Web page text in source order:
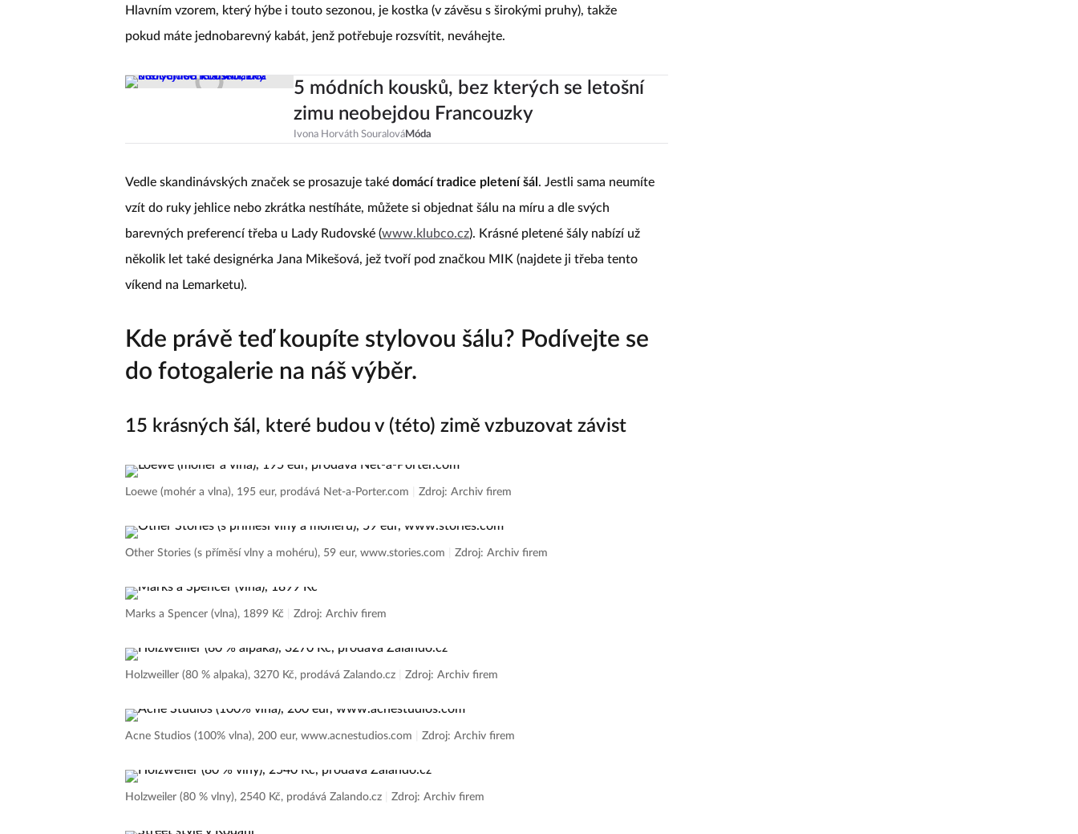
Hlavním vzorem, který hýbe i touto sezonou, je kostka (v závěsu s širokými pruhy), takže
pokud máte jednobarevný kabát, jenž potřebuje rozsvítit, neváhejte.
5 módních kousků, bez kterých se letošní
zimu neobejdou Francouzky
Ivona Horváth SouralováMóda
Vedle skandinávských značek se prosazuje také domácí tradice pletení šál . Jestli sama neumíte
vzít do ruky jehlice nebo zkrátka nestíháte, můžete si objednat šálu na míru a dle svých
barevných preferencí třeba u Lady Rudovské (www.klubco.cz). Krásné pletené šály nabízí už
několik let také designérka Jana Mikešová, jež tvoří pod značkou MIK (najdete ji třeba tento
víkend na Lemarketu).
Kde právě teď koupíte stylovou šálu? Podívejte se
do fotogalerie na náš výběr.
15 krásných šál, které budou v (této) zimě vzbuzovat závist
Loewe (mohér a vlna), 195 eur, prodává Net-a-Porter.com Zdroj: Archiv firem
Other Stories (s příměsí vlny a mohéru), 59 eur, www.stories.com Zdroj: Archiv firem
Marks a Spencer (vlna), 1899 Kč Zdroj: Archiv firem
Holzweiller (80 % alpaka), 3270 Kč, prodává Zalando.cz Zdroj: Archiv firem
Acne Studios (100% vlna), 200 eur, www.acnestudios.com Zdroj: Archiv firem
Holzweiler (80 % vlny), 2540 Kč, prodává Zalando.cz Zdroj: Archiv firem